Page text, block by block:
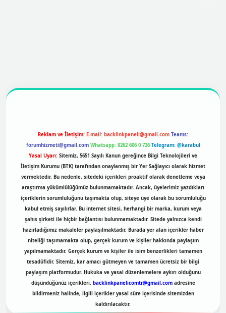
Reklam ve İletişim: E-mail: backlinkpaneli@gmail.com Teams:
forumhizmeti@gmail.com Whatsapp: 0262 606 0 726 Telegram: @karabul
Yasal Uyarı: Sitemiz, 5651 Sayılı Kanun gereğince Bilgi Teknolojileri ve
İletişim Kurumu (BTK) tarafından onaylanmış bir Yer Sağlayıcı olarak hizmet
vermektedir. Bu nedenle, sitedeki içerikleri proaktif olarak denetleme veya
araştırma yükümlülüğümüz bulunmamaktadır. Ancak, üyelerimiz yazdıkları
içeriklerin sorumluluğunu taşımakta olup, siteye üye olarak bu sorumluluğu
kabul etmiş sayılırlar. Bu internet sitesi, herhangi bir marka, kurum veya
şahıs şirketi ile hiçbir bağlantısı bulunmamaktadır. Sitede yalnızca kendi
hazırladığımız makaleler paylaşılmaktadır. Burada yer alan içerikler haber
niteliği taşımamakta olup, gerçek kurum ve kişiler hakkında paylaşım
yapılmamaktadır. Gerçek kurum ve kişiler ile isim benzerlikleri tamamen
tesadüfidir. Sitemiz, kar amacı gütmeyen ve tamamen ücretsiz bir bilgi
paylaşım platformudur. Hukuka ve yasal düzenlemelere aykırı olduğunu
düşündüğünüz içerikleri, backlinkpanelicomtr@gmail.comadresine
bildirmeniz halinde, ilgili içerikler yasal süre içerisinde sitemizden
kaldırılacaktır.